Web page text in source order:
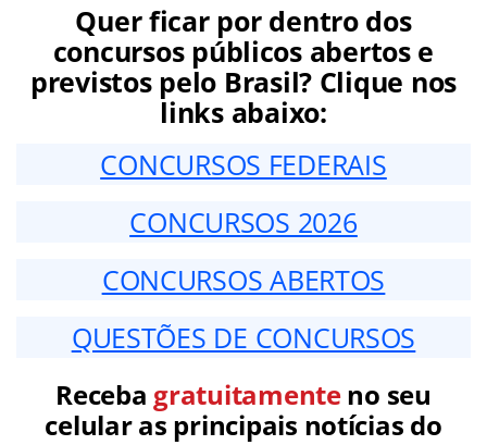
Quer ficar por dentro dos
concursos públicos abertos e
previstos pelo Brasil? Clique nos
links abaixo:
CONCURSOS FEDERAIS
CONCURSOS 2026
CONCURSOS ABERTOS
QUESTÕES DE CONCURSOS
Receba gratuitamenteno seu
celular as principais notícias do